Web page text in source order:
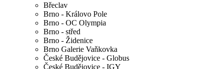
Břeclav
Brno - Královo Pole
Brno - OC Olympia
Brno - střed
Brno - Židenice
Brno Galerie Vaňkovka
České Budějovice - Globus
České Budějovice - IGY